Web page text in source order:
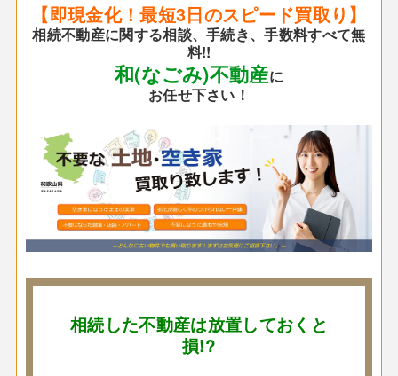
【即現金化！最短3日のスピード買取り】
相続不動産に関する相談、手続き、手数料すべて無
料!!
和(なごみ)不動産に
お任せ下さい！
相続した不動産は放置しておくと
損!?